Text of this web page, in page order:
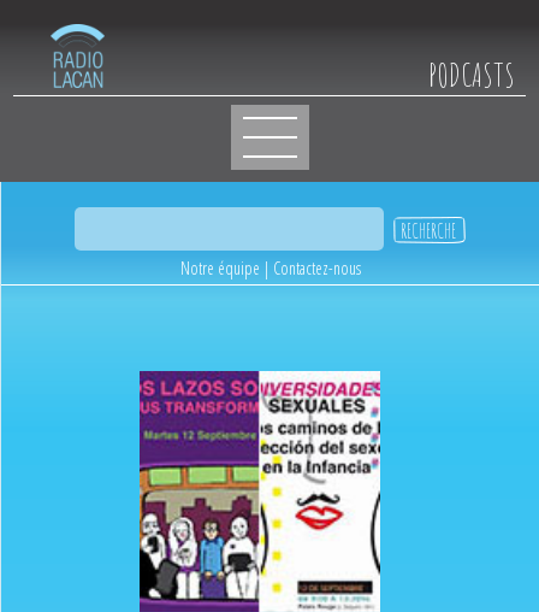
PODCASTS
Notre équipe | Contactez-nous